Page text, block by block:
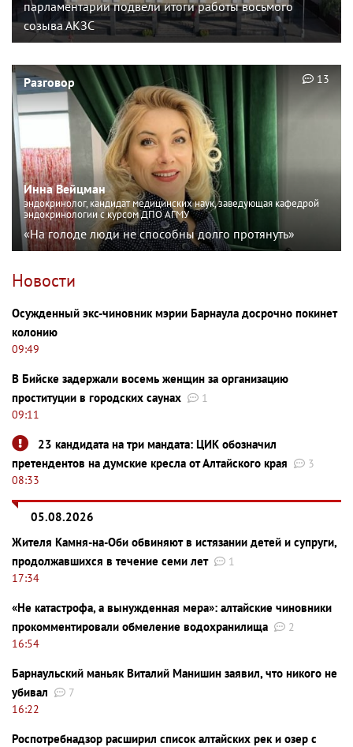
парламентарии подвели итоги работы восьмого
созыва АКЗС
Разговор
Инна Вейцман
эндокринолог, кандидат медицинских наук, заведующая кафедрой
эндокринологии с курсом ДПО АГМУ
«На голоде люди не способны долго протянуть»
13
Новости
Осужденный экс-чиновник мэрии Барнаула досрочно покинет
колонию
09:49
В Бийске задержали восемь женщин за организацию
проституции в городских саунах
1
09:11
23 кандидата на три мандата: ЦИК обозначил
претендентов на думские кресла от Алтайского края
3
08:33
05.08.2026
Жителя Камня-на-Оби обвиняют в истязании детей и супруги,
продолжавшихся в течение семи лет
1
17:34
«Не катастрофа, а вынужденная мера»: алтайские чиновники
прокомментировали обмеление водохранилища
2
16:54
Барнаульский маньяк Виталий Манишин заявил, что никого не
убивал
7
16:22
Роспотребнадзор расширил список алтайских рек и озер с